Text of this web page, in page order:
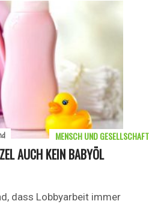
AUCH KEIN BABYÖL
dass Lobbyarbeit immer
MENSCH UND GESELLSCHAFT